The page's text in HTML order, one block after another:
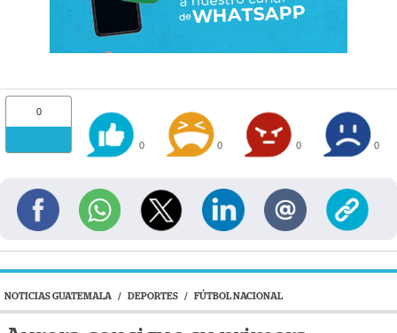
0
0 0 0 0
NOTICIAS GUATEMALA / DEPORTES / FÚTBOL NACIONAL